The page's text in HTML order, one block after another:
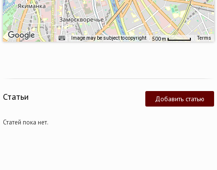
Image may be subject to copyright 500 m Terms
Добавить статью
Статьи
Статей пока нет.